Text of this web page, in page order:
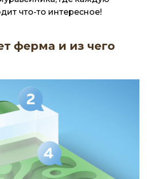
что-то интересное!
ферма и из чего